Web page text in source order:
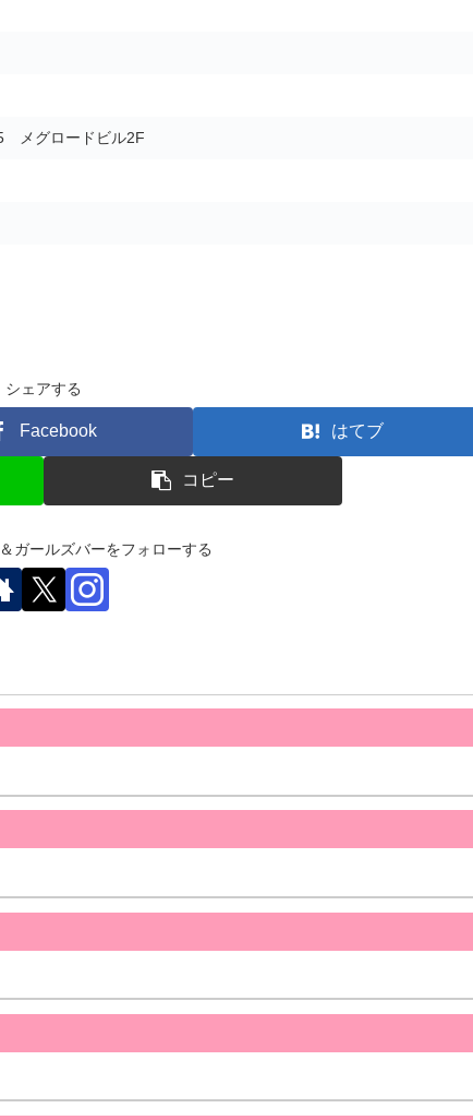
メグロードビル2F
シェアする
Facebook はてブ
コピー
ガールズバーをフォローする